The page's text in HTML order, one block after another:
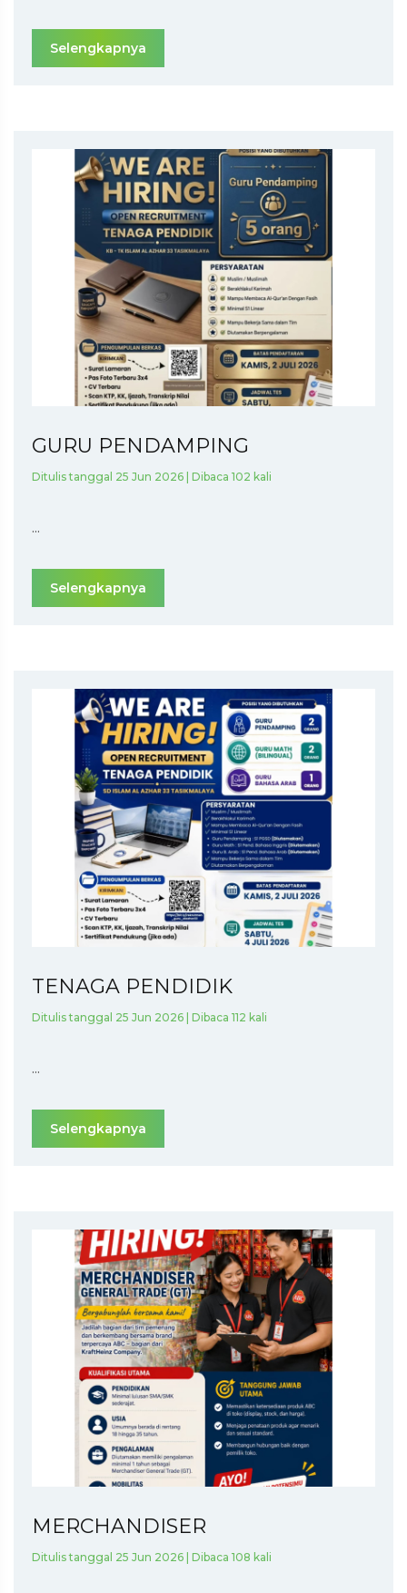
Selengkapnya
GURU PENDAMPING
Ditulis tanggal 25 Jun 2026 | Dibaca 102 kali
...
Selengkapnya
TENAGA PENDIDIK
Ditulis tanggal 25 Jun 2026 | Dibaca 112 kali
...
Selengkapnya
MERCHANDISER
Ditulis tanggal 25 Jun 2026 | Dibaca 108 kali